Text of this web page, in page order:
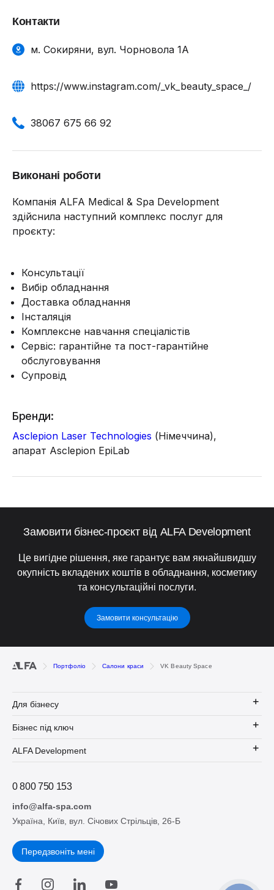
Контакти
м. Сокиряни, вул. Чорновола 1А
https://www.instagram.com/_vk_beauty_space_/
38067 675 66 92
Виконані роботи
Компанія ALFA Medical & Spa Development
здійснила наступний комплекс послуг для
проєкту:
Консультації
Вибір обладнання
Доставка обладнання
Інсталяція
Комплексне навчання спеціалістів
Сервіс: гарантійне та пост-гарантійне
обслуговування
Супровід
Бренди:
Asclepion Laser Technologies (Німеччина),
апарат Asclepion EpiLab
Замовити бізнес-проєкт від ALFA Development
Це вигідне рішення, яке гарантує вам якнайшвидшу
окупність вкладених коштів в обладнання, косметику
та консультаційні послуги.
Замовити консультацію
Портфоліо Салони краси VK Beauty Space
Для бізнесу
Бізнес під ключ
ALFA Development
0 800 750 153
info@alfa-spa.com
Україна, Київ, вул. Січових Стрільців, 26-Б
Передзвоніть мені